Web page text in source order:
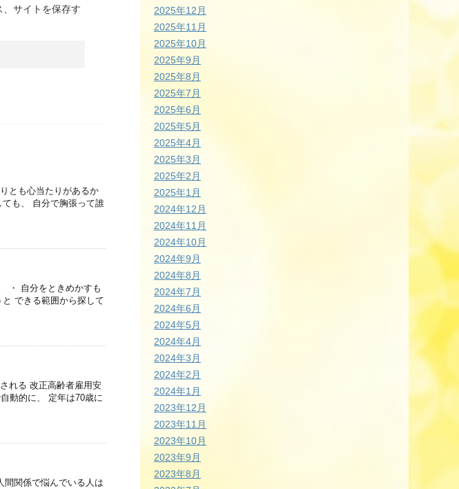
サイトを保存す
とも心当たりがあるか
も、 自分で胸張って誰
・ 自分をときめかすも
できる範囲から探して
れる 改正高齢者雇用安
動的に、 定年は70歳に
間関係で悩んでいる人は
2025年12月
2025年11月
2025年10月
2025年9月
2025年8月
2025年7月
2025年6月
2025年5月
2025年4月
2025年3月
2025年2月
2025年1月
2024年12月
2024年11月
2024年10月
2024年9月
2024年8月
2024年7月
2024年6月
2024年5月
2024年4月
2024年3月
2024年2月
2024年1月
2023年12月
2023年11月
2023年10月
2023年9月
2023年8月